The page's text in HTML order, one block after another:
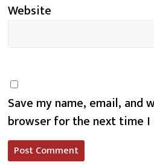
Website
Save my name, email, and
browser for the next time I